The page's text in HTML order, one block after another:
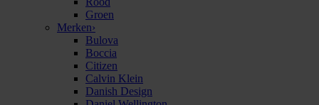
Groen
Merken›
Bulova
Boccia
Citizen
Calvin Klein
Danish Design